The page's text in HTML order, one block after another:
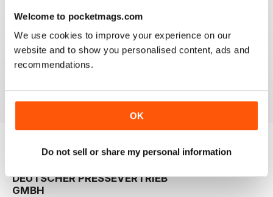
Welcome to pocketmags.com
We use cookies to improve your experience on our
website and to show you personalised content, ads and
recommendations.
OK
Do not sell or share my personal information
001/2018
View|Add to Cart
DEUTSCHER PRESSEVERTRIEB
GMBH